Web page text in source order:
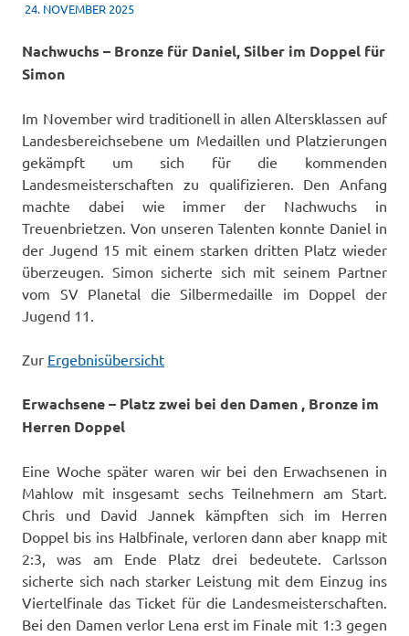
24. NOVEMBER 2025TSVADMIN
TISCHTENNIS
Nachwuchs – Bronze für Daniel, Silber im Doppel für
Simon
Im November wird traditionell in allen Altersklassen auf
Landesbereichsebene um Medaillen und Platzierungen
gekämpft um sich für die kommenden
Landesmeisterschaften zu qualifizieren. Den Anfang
machte dabei wie immer der Nachwuchs in
Treuenbrietzen. Von unseren Talenten konnte Daniel in
der Jugend 15 mit einem starken dritten Platz wieder
überzeugen. Simon sicherte sich mit seinem Partner
vom SV Planetal die Silbermedaille im Doppel der
Jugend 11.
Zur Ergebnisübersicht
Erwachsene – Platz zwei bei den Damen , Bronze im
Herren Doppel
Eine Woche später waren wir bei den Erwachsenen in
Mahlow mit insgesamt sechs Teilnehmern am Start.
Chris und David Jannek kämpften sich im Herren
Doppel bis ins Halbfinale, verloren dann aber knapp mit
2:3, was am Ende Platz drei bedeutete. Carlsson
sicherte sich nach starker Leistung mit dem Einzug ins
Viertelfinale das Ticket für die Landesmeisterschaften.
Bei den Damen verlor Lena erst im Finale mit 1:3 gegen